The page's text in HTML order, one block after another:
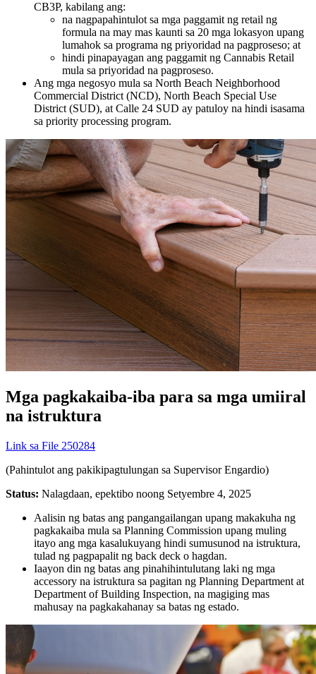
CB3P, kabilang ang:
na nagpapahintulot sa mga paggamit ng retail ng
formula na may mas kaunti sa 20 mga lokasyon upang
lumahok sa programa ng priyoridad na pagproseso; at
hindi pinapayagan ang paggamit ng Cannabis Retail
mula sa priyoridad na pagproseso.
Ang mga negosyo mula sa North Beach Neighborhood
Commercial District (NCD), North Beach Special Use
District (SUD), at Calle 24 SUD ay patuloy na hindi isasama
sa priority processing program.
Mga pagkakaiba-iba para sa mga umiiral
na istruktura
Link sa File 250284
(Pahintulot ang pakikipagtulungan sa Supervisor Engardio)
Status: Nalagdaan, epektibo noong Setyembre 4, 2025
Aalisin ng batas ang pangangailangan upang makakuha ng
pagkakaiba mula sa Planning Commission upang muling
itayo ang mga kasalukuyang hindi sumusunod na istruktura,
tulad ng pagpapalit ng back deck o hagdan.
Iaayon din ng batas ang pinahihintulutang laki ng mga
accessory na istruktura sa pagitan ng Planning Department at
Department of Building Inspection, na magiging mas
mahusay na pagkakahanay sa batas ng estado.